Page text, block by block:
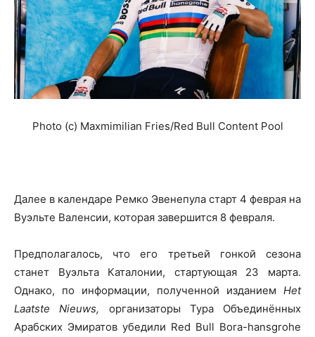
Photo (c) Maxmimilian Fries/Red Bull Content Pool
Далее в календаре Ремко Эвенепула старт 4 феврая на
Вуэльте Валенсии, которая завершится 8 февраля.
Предполагалось, что его третьей гонкой сезона
станет Вуэльта Каталонии, стартующая 23 марта.
Однако, по информации, полученной изданием Het
Laatste Nieuws, организаторы Тура Объединённых
Арабских Эмиратов убедили Red Bull Bora-hansgrohe